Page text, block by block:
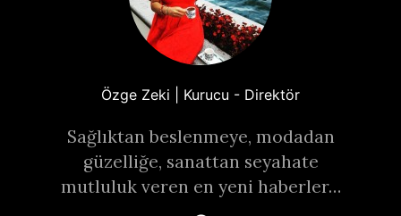
Özge Zeki | Kurucu - Direktör
Sağlıktan beslenmeye, modadan
güzelliğe, sanattan seyahate
mutluluk veren en yeni haberler…